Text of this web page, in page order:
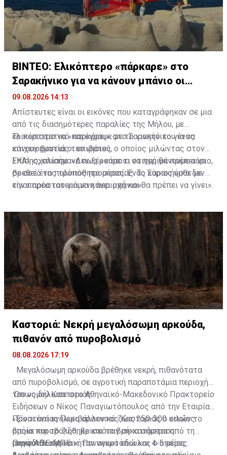
ΒΙΝΤΕΟ: Ελικόπτερο «πάρκαρε» στο
Σαρακήνικο για να κάνουν μπάνιο οι
επιβάτες
09.08.2026 14:13
Απίστευτες είναι οι εικόνες που καταγράφηκαν σε μια
από τις διασημότερες παραλίες της Μήλου, με
ελικόπτερο να «παρκάρει» στο Σαρακήνικο για να
κάνουν βουτιά οι επιβάτες.
Το περιστατικό κατέγραψε με το κινητό του ένας
επιχειρηματίας του νησιού, ο οποίος μιλώντας στον
ΣΚΑΪ, σχολίασε: «Δεν ξέρουμε τι να περιμένουμε αύριο,
σε αυτό το πολυπόθητο μέρος. Ένας κύριος ήρθε με
την παρέα του για να κάνει μπάνιο».
Επίσης, επισήμανε πως «κάποια στιγμή θα πρέπει να
βρεθεί ένας τρόπος προστασίας. Το Σαρακήνικο δεν
είναι προστατευόμενη περιοχή και θα πρέπει να γίνει».
Καστοριά: Νεκρή μεγαλόσωμη αρκούδα,
πιθανόν από πυροβολισμό
08.08.2026 17:19
Μεγαλόσωμη αρκούδα βρέθηκε νεκρή, πιθανότατα
από πυροβολισμό, σε αγροτική παραποτάμια περιοχή
του νομού Καστοριάς.
Όπως δήλωσε στο Αθηναϊκό-Μακεδονικό Πρακτορείο
Ειδήσεων ο Νίκος Παναγιωτόπουλος από την Εταιρία
Προστασίας Περιβάλλοντος Καστοριάς ο οποίος
βρήκε και το ζώο, βρισκόταν σε κατάσταση
αποσύνθεσης και ήταν νεκρό εδώ και 4-5 μέρες.
«Είναι ένα ενήλικο αρσενικό ζώο, 250-300 κιλών το
οποίο πυροβολήθηκε και το βρήκα σήμερα από τη
μυρωδιά» είπε ο κ. Παναγιωτόπουλος ο οποίος
Πηγή: ΑΠΕ-ΜΠΕ